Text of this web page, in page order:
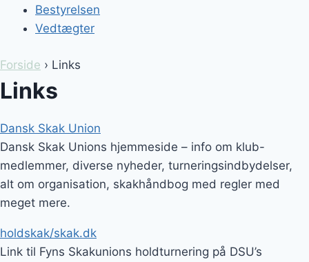
Bestyrelsen
Vedtægter
Forside › Links
Links
Dansk Skak Union
Dansk Skak Unions hjemmeside – info om klub-
medlemmer, diverse nyheder, turneringsindbydelser,
alt om organisation, skakhåndbog med regler med
meget mere.
holdskak/skak.dk
Link til Fyns Skakunions holdturnering på DSU’s